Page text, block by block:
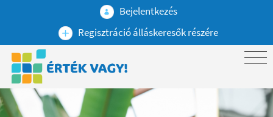
Bejelentkezés
Regisztráció álláskeresők részére